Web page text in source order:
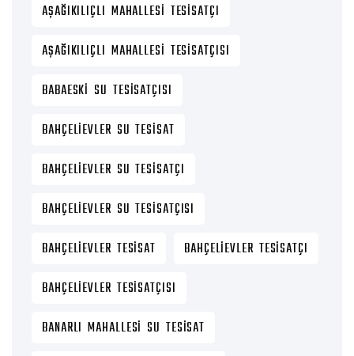
AŞAĞIKILIÇLI MAHALLESI TESISATÇI
AŞAĞIKILIÇLI MAHALLESI TESISATÇISI
BABAESKI SU TESISATÇISI
BAHÇELIEVLER SU TESISAT
BAHÇELIEVLER SU TESISATÇI
BAHÇELIEVLER SU TESISATÇISI
BAHÇELIEVLER TESISAT
BAHÇELIEVLER TESISATÇI
BAHÇELIEVLER TESISATÇISI
BANARLI MAHALLESI SU TESISAT